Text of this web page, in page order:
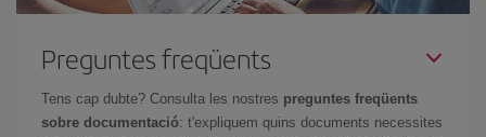
Preguntes freqüents
Tens cap dubte? Consulta les nostres preguntes freqüents
sobre documentació: t'expliquem quins documents necessites